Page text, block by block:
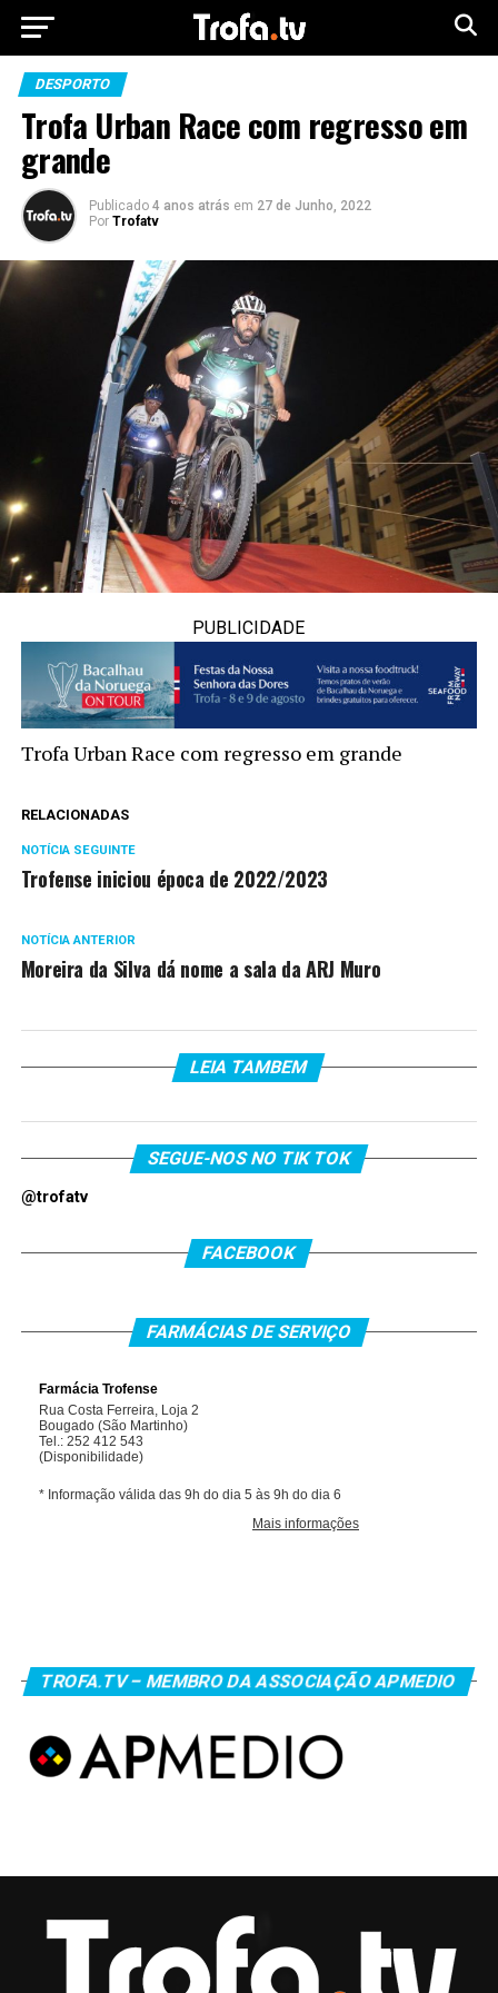
DESPORTO
Trofa Urban Race com regresso em
grande
Publicado 4 anos atrás em 27 de Junho, 2022
Por Trofatv
PUBLICIDADE
Trofa Urban Race com regresso em grande
RELACIONADAS
NOTÍCIA SEGUINTE
Trofense iniciou época de 2022/2023
NOTÍCIA ANTERIOR
Moreira da Silva dá nome a sala da ARJ Muro
LEIA TAMBEM
SEGUE-NOS NO TIK TOK
@trofatv
FACEBOOK
FARMÁCIAS DE SERVIÇO
TROFA.TV – MEMBRO DA ASSOCIAÇÃO APMEDIO